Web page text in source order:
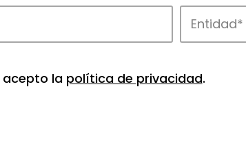
de APTE y sus parques
acepto la política de privacidad.